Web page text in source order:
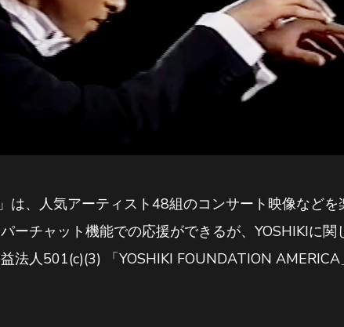
は、人気アーティスト48組のコンサート映像など
ーチャット機能での応援ができるが、YOSHIKIに
法人501(c)(3) 「YOSHIKI FOUNDATION